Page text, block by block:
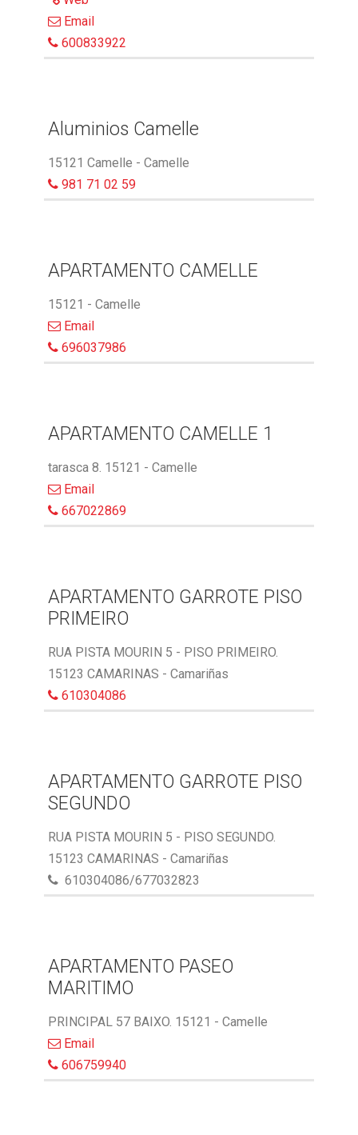
Email
600833922
Aluminios Camelle
15121 Camelle - Camelle
981 71 02 59
APARTAMENTO CAMELLE
15121 - Camelle
Email
696037986
APARTAMENTO CAMELLE 1
tarasca 8. 15121 - Camelle
Email
667022869
APARTAMENTO GARROTE PISO
PRIMEIRO
RUA PISTA MOURIN 5 - PISO PRIMEIRO.
15123 CAMARINAS - Camariñas
610304086
APARTAMENTO GARROTE PISO
SEGUNDO
RUA PISTA MOURIN 5 - PISO SEGUNDO.
15123 CAMARINAS - Camariñas
610304086/677032823
APARTAMENTO PASEO
MARITIMO
PRINCIPAL 57 BAIXO. 15121 - Camelle
Email
606759940